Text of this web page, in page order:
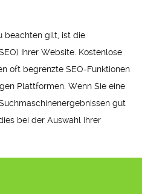
beachten gilt, ist die
Ihrer Website. Kostenlose
oft begrenzte SEO-Funktionen
Plattformen. Wenn Sie eine
gut
bei der Auswahl Ihrer